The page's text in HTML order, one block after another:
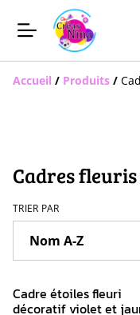
Accueil / Produits /
Cadres fleuris
TRIER PAR
Cadre étoiles fleuri
décoratif violet et